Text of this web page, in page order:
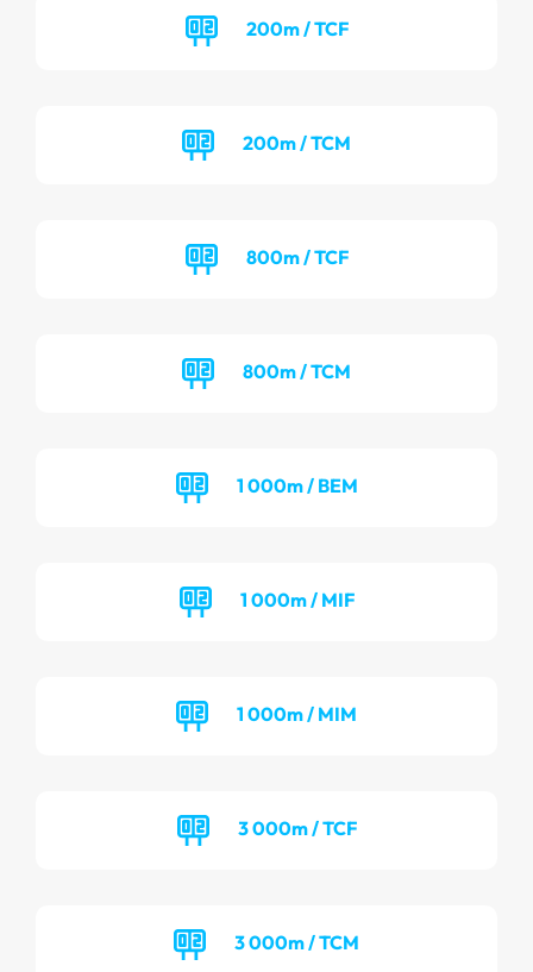
200m / TCF
200m / TCM
800m / TCF
800m / TCM
1 000m / BEM
1 000m / MIF
1 000m / MIM
3 000m / TCF
3 000m / TCM